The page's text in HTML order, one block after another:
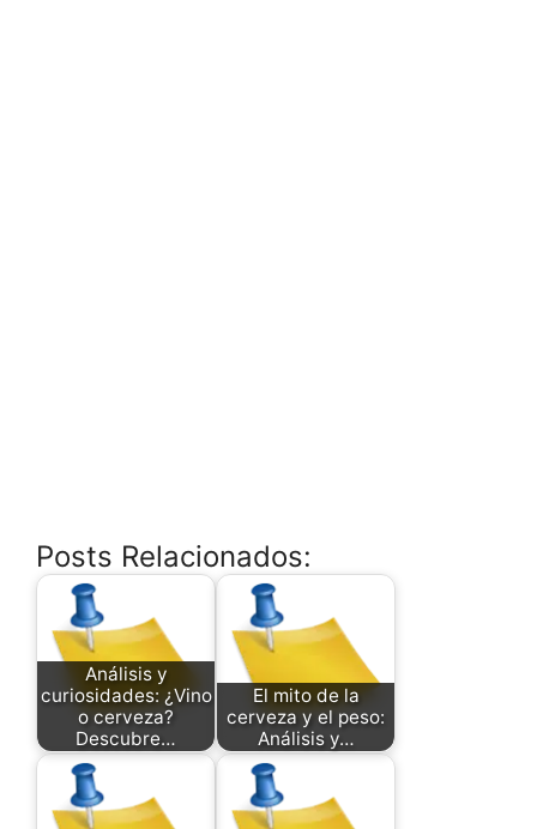
Posts Relacionados:
Análisis y
curiosidades: ¿Vino
o cerveza?
Descubre…
El mito de la
cerveza y el peso:
Análisis y…